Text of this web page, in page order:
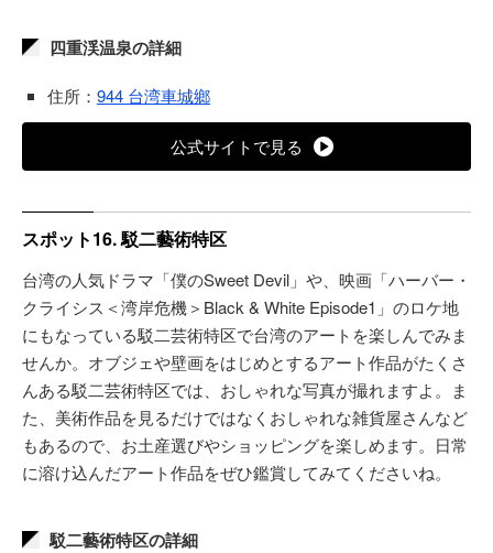
四重渓温泉の詳細
住所： 944 台湾車城鄉
公式サイトで見る
スポット16. 駁二藝術特区
台湾の人気ドラマ「僕のSweet Devil」や、映画「ハーバー・
クライシス＜湾岸危機＞Black & White Episode1」のロケ地
にもなっている駁二芸術特区で台湾のアートを楽しんでみま
せんか。オブジェや壁画をはじめとするアート作品がたくさ
んある駁二芸術特区では、おしゃれな写真が撮れますよ。ま
た、美術作品を見るだけではなくおしゃれな雑貨屋さんなど
もあるので、お土産選びやショッピングを楽しめます。日常
に溶け込んだアート作品をぜひ鑑賞してみてくださいね。
駁二藝術特区の詳細